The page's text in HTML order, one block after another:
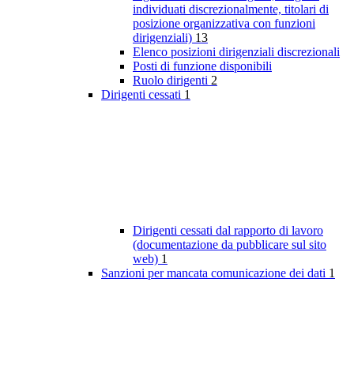
individuati discrezionalmente, titolari di
posizione organizzativa con funzioni
dirigenziali) 13
Elenco posizioni dirigenziali discrezionali
Posti di funzione disponibili
Ruolo dirigenti 2
Dirigenti cessati 1
Dirigenti cessati dal rapporto di lavoro
(documentazione da pubblicare sul sito
web) 1
Sanzioni per mancata comunicazione dei dati 1